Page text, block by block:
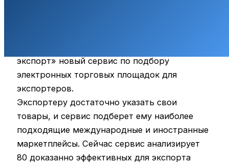
экспорт» новый сервис по подбору
электронных торговых площадок для
экспортеров.
Экспортеру достаточно указать свои
товары, и сервис подберет ему наиболее
подходящие международные и иностранные
маркетплейсы. Сейчас сервис анализирует
80 доказанно эффективных для экспорта